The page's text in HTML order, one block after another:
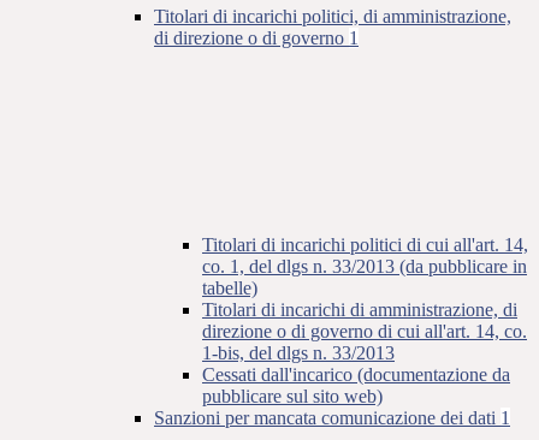
Titolari di incarichi politici, di amministrazione,
di direzione o di governo 1
Titolari di incarichi politici di cui all'art. 14,
co. 1, del dlgs n. 33/2013 (da pubblicare in
tabelle)
Titolari di incarichi di amministrazione, di
direzione o di governo di cui all'art. 14, co.
1-bis, del dlgs n. 33/2013
Cessati dall'incarico (documentazione da
pubblicare sul sito web)
Sanzioni per mancata comunicazione dei dati 1